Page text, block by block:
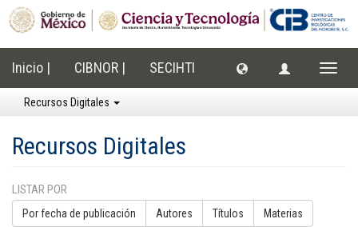
Inicio | CIBNOR | SECIHTI
Recursos Digitales
Recursos Digitales
LISTAR POR
Por fecha de publicación Autores Títulos Materias